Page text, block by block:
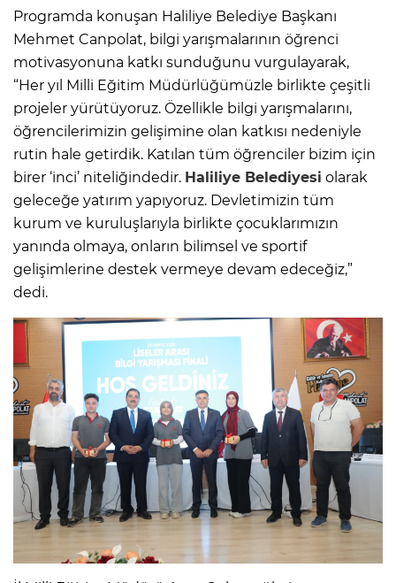
Programda konuşan Haliliye Belediye Başkanı
Mehmet Canpolat, bilgi yarışmalarının öğrenci
motivasyonuna katkı sunduğunu vurgulayarak,
“Her yıl Milli Eğitim Müdürlüğümüzle birlikte çeşitli
projeler yürütüyoruz. Özellikle bilgi yarışmalarını,
öğrencilerimizin gelişimine olan katkısı nedeniyle
rutin hale getirdik. Katılan tüm öğrenciler bizim için
birer ‘inci’ niteliğindedir. Haliliye Belediyesi olarak
geleceğe yatırım yapıyoruz. Devletimizin tüm
kurum ve kuruluşlarıyla birlikte çocuklarımızın
yanında olmaya, onların bilimsel ve sportif
gelişimlerine destek vermeye devam edeceğiz,”
dedi.